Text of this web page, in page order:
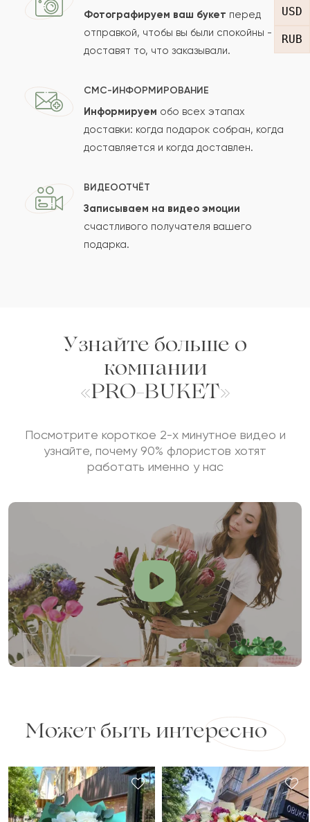
USD
RUB
Сколько будет
Отзыв будет опубликован после проверки.
Проверяем на спам.
Фотографируем ваш букет перед
отправкой, чтобы вы были спокойны -
доставят то, что заказывали.
СМС-ИНФОРМИРОВАНИЕ
Информируем обо всех этапах
доставки: когда подарок собран, когда
доставляется и когда доставлен.
ВИДЕООТЧЁТ
Записываем на видео эмоции
счастливого получателя вашего
подарка.
Узнайте больше о
компании
«PRO-BUKET»
Посмотрите короткое 2-х минутное видео и
узнайте, почему 90% флористов хотят
работать именно у нас
Может быть интересно